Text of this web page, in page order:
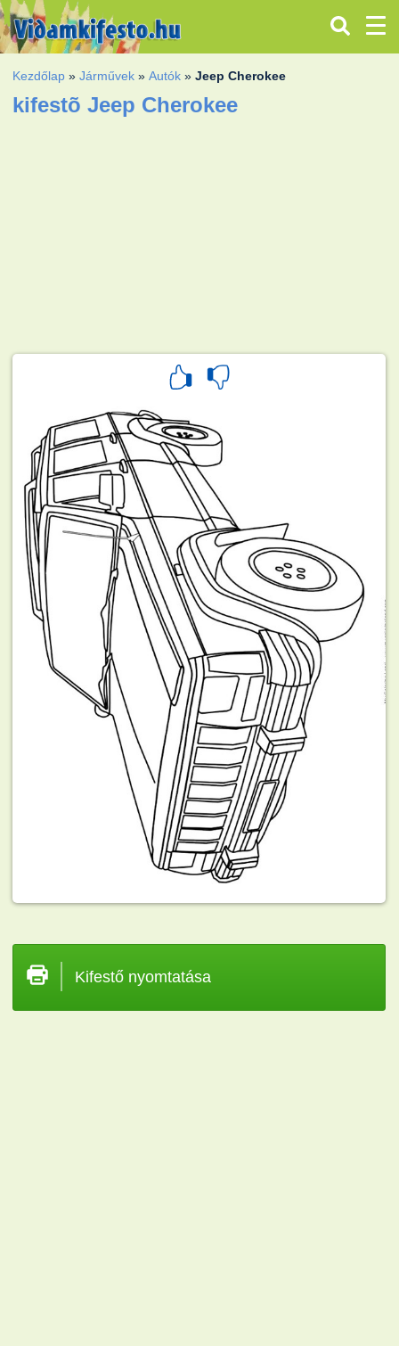
Kezdőlap »Járművek »Autók »Jeep Cherokee
kifestõ Jeep Cherokee
Kifestő nyomtatása